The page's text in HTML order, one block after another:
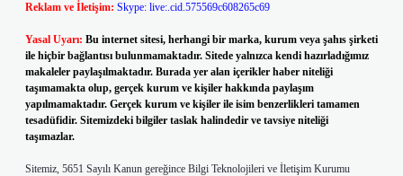
Reklam ve İletişim: Skype: live:.cid.575569c608265c69
Yasal Uyarı: Bu internet sitesi, herhangi bir marka, kurum veya şahıs şirketi
ile hiçbir bağlantısı bulunmamaktadır. Sitede yalnızca kendi hazırladığımız
makaleler paylaşılmaktadır. Burada yer alan içerikler haber niteliği
taşımamakta olup, gerçek kurum ve kişiler hakkında paylaşım
yapılmamaktadır. Gerçek kurum ve kişiler ile isim benzerlikleri tamamen
tesadüfidir. Sitemizdeki bilgiler taslak halindedir ve tavsiye niteliği
taşımazlar.
Sitemiz, 5651 Sayılı Kanun gereğince Bilgi Teknolojileri ve İletişim Kurumu